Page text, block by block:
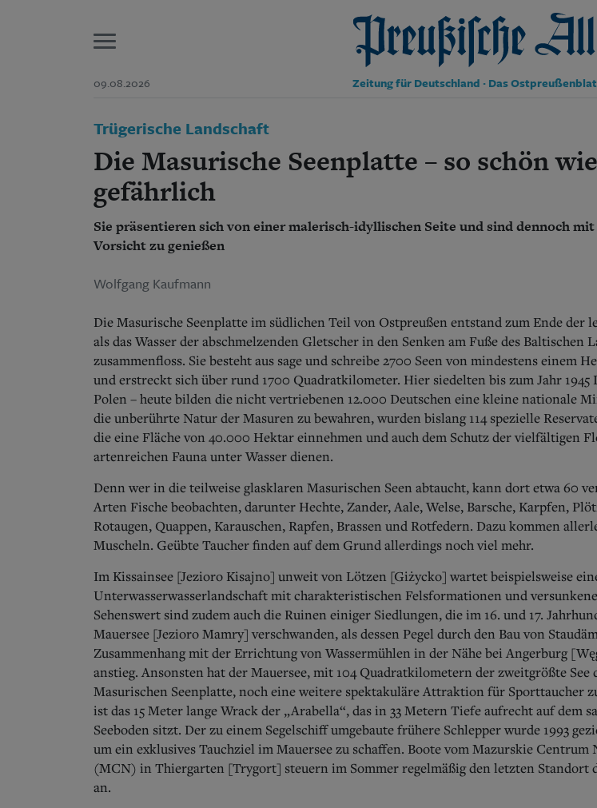
09.08.2026 Preußische Allgemeine Zeitung
Zeitung für Deutschland · Das
Start
Wer wir sind
Aktuelle Ausgabe
Abonnenten-Login
Abonnent werden
Archiv
Mediadaten
Wirtschaft
Geschichte
Danzig und
Bücher
Suchen und finden
Trügerische Landschaft
Die Masurische Seenplatte – so schön wie
gefährlich
Sie präsentieren sich von einer malerisch-idyllischen Seite und sind dennoch
Vorsicht zu genießen
Wolfgang Kaufmann
Die Masurische Seenplatte im südlichen Teil von Ostpreußen entstand zum Ende der
als das Wasser der abschmelzenden Gletscher in den Senken am Fuße des Baltischen
zusammenfloss. Sie besteht aus sage und schreibe 2700 Seen von mindestens einem
und erstreckt sich über rund 1700 Quadratkilometer. Hier siedelten bis zum Jahr 1945
Polen – heute bilden die nicht vertriebenen 12.000 Deutschen eine kleine nationale
die unberührte Natur der Masuren zu bewahren, wurden bislang 114 spezielle
die eine Fläche von 40.000 Hektar einnehmen und auch dem Schutz der vielfältigen
artenreichen Fauna unter Wasser dienen.
Denn wer in die teilweise glasklaren Masurischen Seen abtaucht, kann dort etwa 60
Arten Fische beobachten, darunter Hechte, Zander, Aale, Welse, Barsche, Karpfen,
Rotaugen, Quappen, Karauschen, Rapfen, Brassen und Rotfedern. Dazu kommen
Muscheln. Geübte Taucher finden auf dem Grund allerdings noch viel mehr.
Im Kissainsee [Jezioro Kisajno] unweit von Lötzen [Giżycko] wartet beispielsweise
Unterwasserwasserlandschaft mit charakteristischen Felsformationen und
Sehenswert sind zudem auch die Ruinen einiger Siedlungen, die im 16. und 17.
Mauersee [Jezioro Mamry] verschwanden, als dessen Pegel durch den Bau von
Zusammenhang mit der Errichtung von Wassermühlen in der Nähe bei Angerburg
anstieg. Ansonsten hat der Mauersee, mit 104 Quadratkilometern der zweitgrößte See
Masurischen Seenplatte, noch eine weitere spektakuläre Attraktion für Sporttaucher
ist das 15 Meter lange Wrack der „Arabella“, das in 33 Metern Tiefe aufrecht auf dem
Seeboden sitzt. Der zu einem Segelschiff umgebaute frühere Schlepper wurde 1993
um ein exklusives Tauchziel im Mauersee zu schaffen. Boote vom Mazurskie Centrum
(MCN) in Thiergarten [Trygort] steuern im Sommer regelmäßig den letzten Standort
an.